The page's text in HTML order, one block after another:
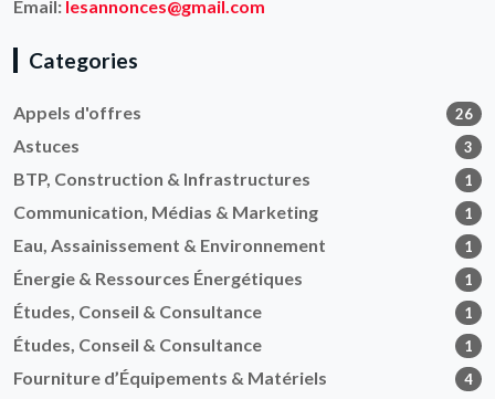
Email: lesannonces@gmail.com
Categories
Appels d'offres 26
Astuces 3
BTP, Construction & Infrastructures 1
Communication, Médias & Marketing 1
Eau, Assainissement & Environnement 1
Énergie & Ressources Énergétiques 1
Études, Conseil & Consultance 1
Études, Conseil & Consultance 1
Fourniture d’Équipements & Matériels 4